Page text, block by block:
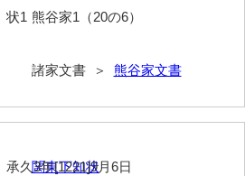
柳井市和田）
山口市下小鯖）
熊谷家1（20の6）
諸家文書 ＞ 熊谷家文書
状1
関東下知状
承久3年[1221]9月6日